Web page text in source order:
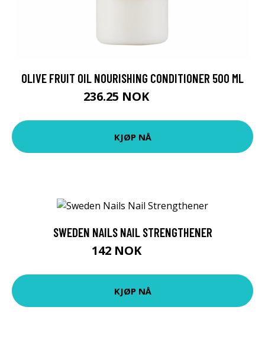
OLIVE FRUIT OIL NOURISHING CONDITIONER 500 ML
236.25 NOK
KJØP NÅ
SWEDEN NAILS NAIL STRENGTHENER
142 NOK
KJØP NÅ